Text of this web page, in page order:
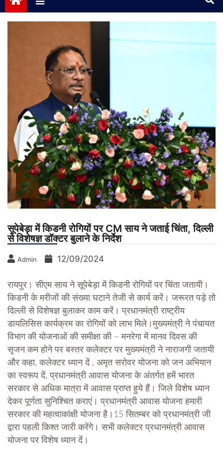
सूपेबेड़ा में किडनी रोगियों पर CM साय ने जताई चिंता, दिल्ली
से विशेषज्ञ डॉक्टर बुलाने के निर्देश
Admin 12/09/2024
रायपुर। सीएम साय ने सूपेबेड़ा में किडनी रोगियों पर चिंता जतायी।
किडनी के मरीजों की संख्या घटाने तेजी से कार्य करें। जरूरत पड़े तो
दिल्ली से विशेषज्ञ बुलाकर काम करें। प्रधानमंत्री राष्ट्रीय
डायलिसिस कार्यक्रम का रोगियों को लाभ मिले।मुख्यमंत्री ने पंचायत
विभाग की योजनाओं की समीक्षा की – मनरेगा में मानव दिवस की
सृजन कम होने पर बस्तर कलेक्टर पर मुख्यमंत्री ने नाराजगी जतायी
और कहा, कलेक्टर ध्यान दें , अमृत सरोवर योजना को जन अभियान
का स्वरूप दें, प्रधानमंत्री आवास योजना के अंतर्गत हमें भारत
सरकार से अधिक मात्रा में आवास प्राप्त हुये हैं। जिले विशेष ध्यान
देकर पूर्णता सुनिश्चित कराएं। प्रधानमंत्री आवास योजना हमारी
सरकार की महत्वाकांक्षी योजना है।15 सितम्बर को प्रधानमंत्री जी
द्वारा पहली किश्त जारी करेंगे। सभी कलेक्टर प्रधानमंत्री आवास
योजना पर विशेष ध्यान दें।